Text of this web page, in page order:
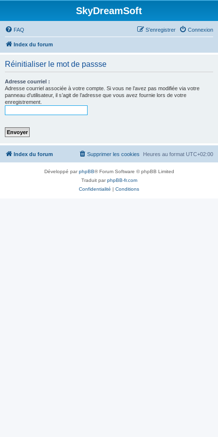
SkyDreamSoft
FAQ Connexion
S’enregistrer
Index du forum
Réinitialiser le mot de passse
Adresse courriel :
Adresse courriel associée à votre compte. Si vous ne l’avez pas modifiée via votre
panneau d’utilisateur, il s’agit de l’adresse que vous avez fournie lors de votre
enregistrement.
Index du forum Heures au format UTC+02:00
Supprimer les cookies
Développé parphpBB® Forum Software © phpBB Limited
Traduit parphpBB-fr.com
Confidentialité | Conditions